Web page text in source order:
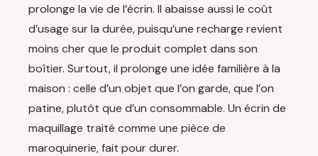
prolonge la vie de l’écrin. Il abaisse aussi le coût
d’usage sur la durée, puisqu’une recharge revient
moins cher que le produit complet dans son
boîtier. Surtout, il prolonge une idée familière à la
maison : celle d’un objet que l’on garde, que l’on
patine, plutôt que d’un consommable. Un écrin de
maquillage traité comme une pièce de
maroquinerie, fait pour durer.